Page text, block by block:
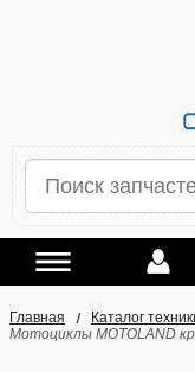
Главная Каталог
Мотоциклы MOTOLAND